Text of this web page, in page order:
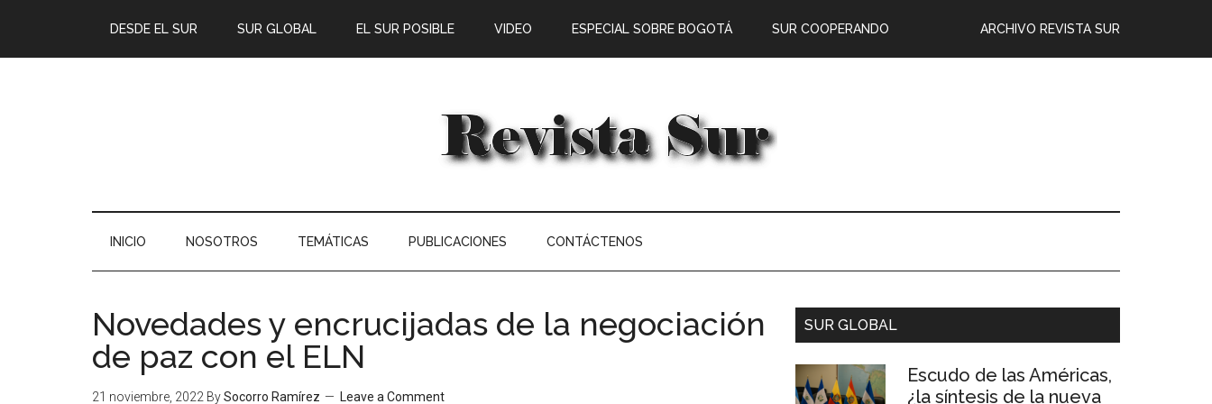
DESDE EL SUR SUR GLOBAL EL SUR POSIBLE ARCHIVO REVISTA SUR
VIDEO ESPECIAL SOBRE BOGOTÁ SUR COOPERANDO
INICIO NOSOTROS TEMÁTICAS PUBLICACIONES CONTÁCTENOS
Novedades y encrucijadas de la negociación
de paz con el ELN
21 noviembre, 2022 BySocorro Ramírez Leave a Comment
SUR GLOBAL
Escudo de las Américas,
¿la síntesis de la nueva